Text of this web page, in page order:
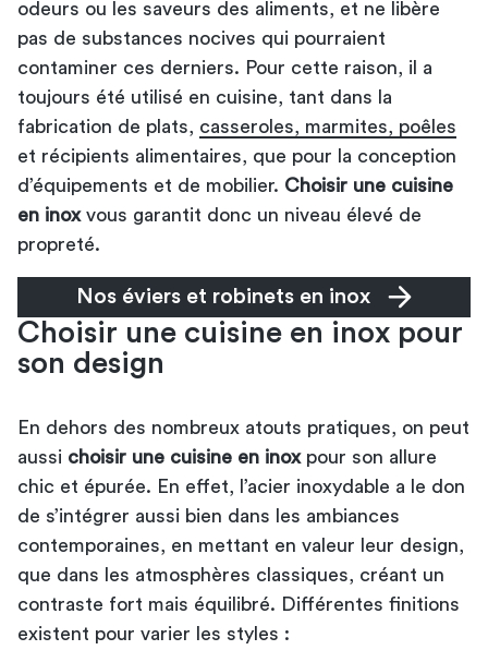
odeurs ou les saveurs des aliments, et ne libère
pas de substances nocives qui pourraient
contaminer ces derniers. Pour cette raison, il a
toujours été utilisé en cuisine, tant dans la
fabrication de plats, casseroles, marmites, poêles
et récipients alimentaires, que pour la conception
d’équipements et de mobilier. Choisir une cuisine
en inoxvous garantit donc un niveau élevé de
propreté.
Nos éviers et robinets en inox
Choisir une cuisine en inox pour
son design
En dehors des nombreux atouts pratiques, on peut
aussi choisir une cuisine en inoxpour son allure
chic et épurée. En effet, l’acier inoxydable a le don
de s’intégrer aussi bien dans les ambiances
contemporaines, en mettant en valeur leur design,
que dans les atmosphères classiques, créant un
contraste fort mais équilibré. Différentes finitions
existent pour varier les styles :